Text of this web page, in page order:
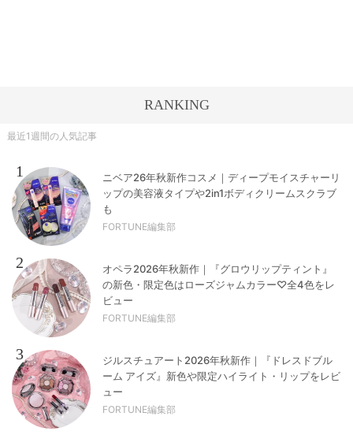
RANKING
最近1週間の人気記事
1
ニベア26年秋新作コスメ｜ディープモイスチャーリ
ップの美容液タイプや2in1ボディクリームスクラブ
も
FORTUNE編集部
2
オペラ2026年秋新作｜『グロウリップティント』
の新色・限定色はローズジャムカラー♡全4色をレ
ビュー
FORTUNE編集部
3
ジルスチュアート2026年秋新作｜『ドレスドブル
ーム アイズ』新色や限定ハイライト・リップをレビ
ュー
FORTUNE編集部